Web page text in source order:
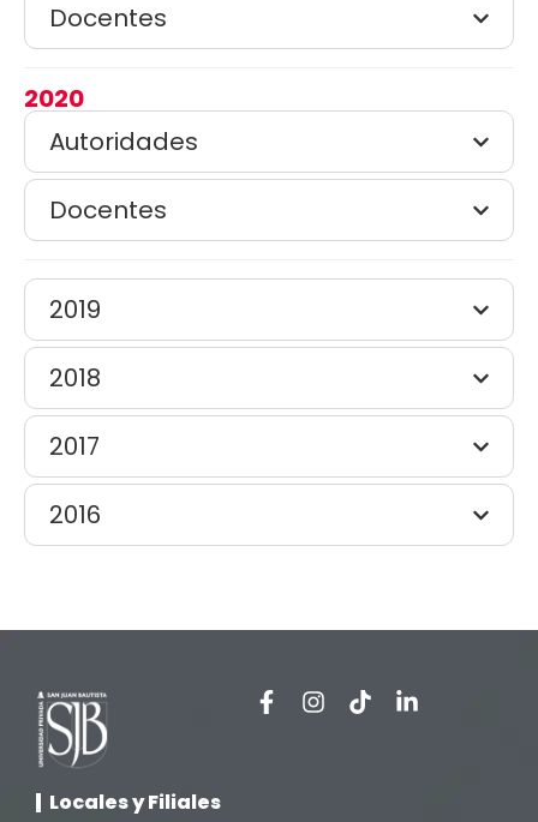
Docentes
2020
Autoridades
Docentes
2019
2018
2017
2016
Locales y Filiales